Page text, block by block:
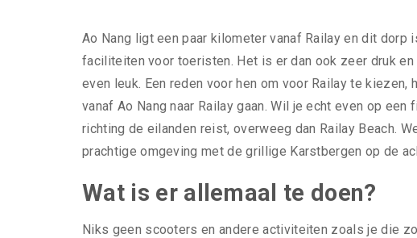
Ao Nang ligt een paar kilometer vanaf Railay en dit
faciliteiten voor toeristen. Het is er dan ook zeer druk
even leuk. Een reden voor hen om voor Railay te
vanaf Ao Nang naar Railay gaan. Wil je echt even op
richting de eilanden reist, overweeg dan Railay Beach.
prachtige omgeving met de grillige Karstbergen op de
Wat is er allemaal te doen?
Niks geen scooters en andere activiteiten zoals je die